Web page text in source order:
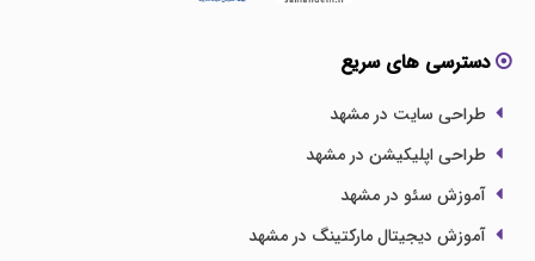
دسترسی های سریع
طراحی سایت در مشهد
طراحی اپلیکیشن در مشهد
آموزش سئو در مشهد
آموزش دیجیتال مارکتینگ در مشهد